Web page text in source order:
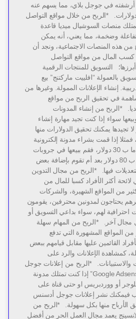
أرشفته في جوجل بلاي، مما يسهم عنه
*الربح من خلال مواقع التواصل
منصات السوشيال ميديا قاعدة
وضخمة، مما يعني، أنه يمكن
من هذه المنصات الاجتماعية، ونجد أن
المال من مواقع التواصل
التسويق للمنتجات الرقمية
بالعمولة “افلييت ماركتنج” بيع
إنشاء الإعلانات الممولة. وغيرها من
في تحقيق الربح من مواقع
*الربح من إنشاء المدونات
وبيعها سواء إذا كنت تجيد مهارة إنشاء
تجيدها يمكنك تحقيق الدولارات منها
إذا قمت بشراء مدونة إلكترونية
من شخص ما ب 30 دولار، فقم ببيعها في جروبات
الفيس بوك ب 80 دولار بعد أم تقوم بإضافة بعض
فيها. *الربح من مجال التدوين
لائحة أكثر الأفراد كسبا للمال من
من المواقع الشهيرة، والشركات
يحتاجون لمدونين محترفين، يقومون
احترافية لهم، سواء بداعي التسويق أو
مجال آخر. *الربح من المهام سهلة
من المواقع المشهورة التي تدفع
القائمين عليها مقابل قيامهم ببعض
كمشاهدة الإعلانات والرد على
والاستبيانات. *الربح من إعلانات جوجل
أدسنس “Google Adsense” إذا كنت تمتلك مدونة
أو ووردبريس او حتى قناة على
فيمكنك نشر إعلانات جوجل أدسنس
الأرباح منها بكل سهولة. *الربح من
يعمد مجال العمل الحر من أفضل